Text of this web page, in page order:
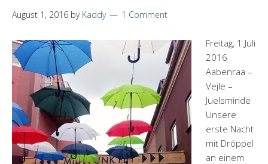
August 1, 2016 by Kaddy 1 Comment
Freitag, 1.Juli
2016
Aabenraa –
Vejle –
Juelsminde
Unsere
erste Nacht
mit Dröppel
an einem